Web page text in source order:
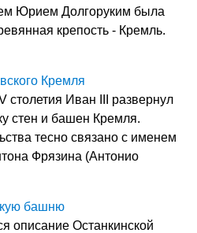
Юрием Долгоруким была
крепость - Кремль.
Кремля
столетия Иван III развернул
стен и башен Кремля.
тесно связано с именем
Фрязина (Антонио
башню
описание Останкинской